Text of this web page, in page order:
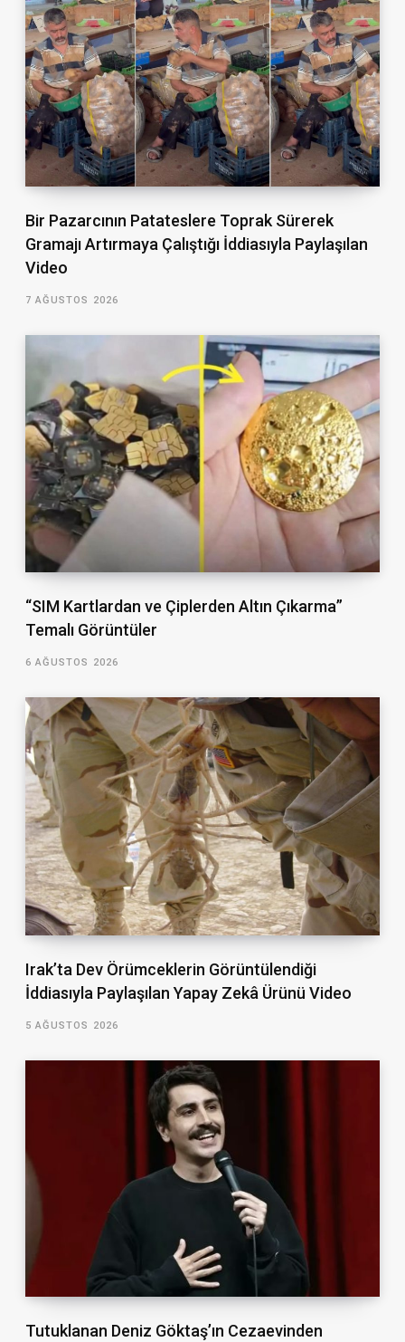
Bir Pazarcının Patateslere Toprak Sürerek
Gramajı Artırmaya Çalıştığı İddiasıyla Paylaşılan
Video
7 AĞUSTOS 2026
“SIM Kartlardan ve Çiplerden Altın Çıkarma”
Temalı Görüntüler
6 AĞUSTOS 2026
Irak’ta Dev Örümceklerin Görüntülendiği
İddiasıyla Paylaşılan Yapay Zekâ Ürünü Video
5 AĞUSTOS 2026
Tutuklanan Deniz Göktaş’ın Cezaevinden